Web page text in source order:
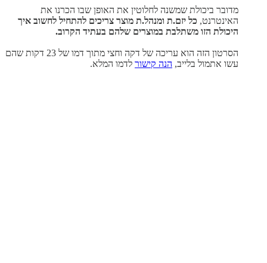
מדובר ביכולת שמשנה לחלוטין את האופן שבו הכרנו את
האינטרנט, כל יזם.ת ומנהל.ת מוצר צריכים להתחיל לחשוב איך
היכולת הזו משתלבת במוצרים שלהם בעתיד הקרוב.
הסרטון הזה הוא עריכה של דקה וחצי מתוך דמו של 23 דקות שהם
עשו אתמול בלייב, הנה קישור לדמו המלא.